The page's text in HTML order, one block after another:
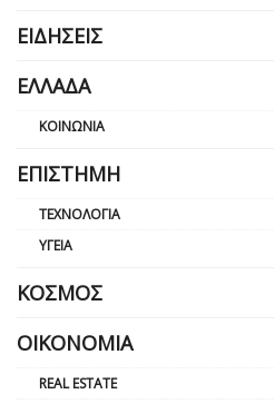
ΕΙΔΉΣΕΙΣ
ΕΛΛΆΔΑ
ΚΟΙΝΩΝΊΑ
ΕΠΙΣΤΉΜΗ
ΤΕΧΝΟΛΟΓΊΑ
ΥΓΕΊΑ
ΚΌΣΜΟΣ
ΟΙΚΟΝΟΜΊΑ
REAL ESTATE